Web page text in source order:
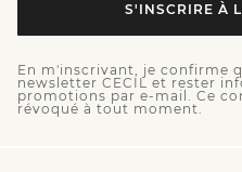
S'INSCRIRE À
En m'inscrivant, je confirme
newsletter CECIL et rester
promotions par e-mail. Ce
révoqué à tout moment.